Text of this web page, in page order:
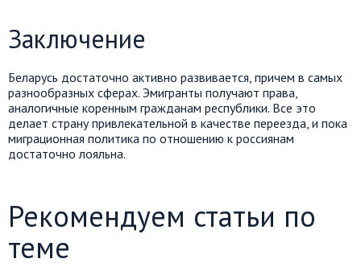
Заключение
Беларусь достаточно активно развивается, причем в самых
разнообразных сферах. Эмигранты получают права,
аналогичные коренным гражданам республики. Все это
делает страну привлекательной в качестве переезда, и пока
миграционная политика по отношению к россиянам
достаточно лояльна.
Рекомендуем статьи по
теме